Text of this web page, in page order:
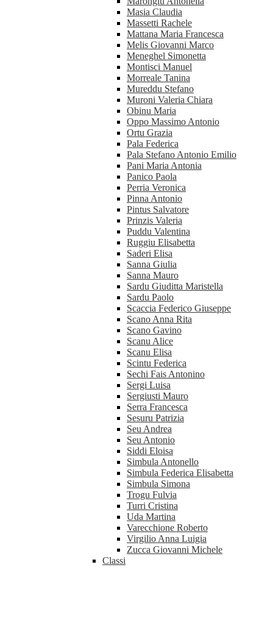
Masia Claudia
Massetti Rachele
Mattana Maria Francesca
Melis Giovanni Marco
Meneghel Simonetta
Montisci Manuel
Morreale Tanina
Mureddu Stefano
Muroni Valeria Chiara
Obinu Maria
Oppo Massimo Antonio
Ortu Grazia
Pala Federica
Pala Stefano Antonio Emilio
Pani Maria Antonia
Panico Paola
Perria Veronica
Pinna Antonio
Pintus Salvatore
Prinzis Valeria
Puddu Valentina
Ruggiu Elisabetta
Saderi Elisa
Sanna Giulia
Sanna Mauro
Sardu Giuditta Maristella
Sardu Paolo
Scaccia Federico Giuseppe
Scano Anna Rita
Scano Gavino
Scanu Alice
Scanu Elisa
Scintu Federica
Sechi Fais Antonino
Sergi Luisa
Sergiusti Mauro
Serra Francesca
Sesuru Patrizia
Seu Andrea
Seu Antonio
Siddi Eloisa
Simbula Antonello
Simbula Federica Elisabetta
Simbula Simona
Trogu Fulvia
Turri Cristina
Uda Martina
Varecchione Roberto
Virgilio Anna Luigia
Zucca Giovanni Michele
Classi